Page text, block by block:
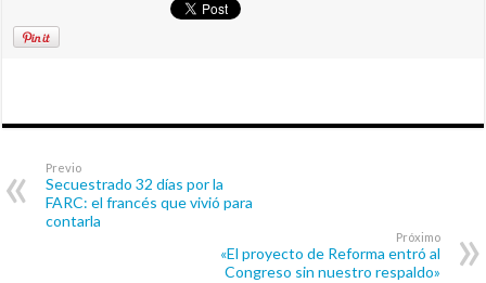
Previo
Secuestrado 32 días por la
FARC: el francés que vivió para
contarla
Próximo
«El proyecto de Reforma entró al
Congreso sin nuestro respaldo»